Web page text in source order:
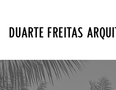
DUARTE FREITAS